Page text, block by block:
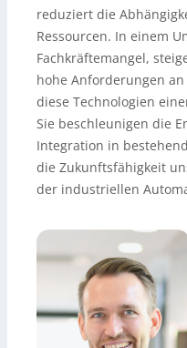
reduziert die
Ressourcen. In einem
Fachkräftemangel,
hohe Anforderungen
diese Technologien
Sie beschleunigen die
Integration in
die Zukunftsfähigkeit
der industriellen